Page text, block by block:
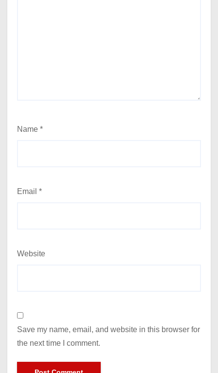
Name *
Email *
Website
Save my name, email, and website in this browser for
the next time I comment.